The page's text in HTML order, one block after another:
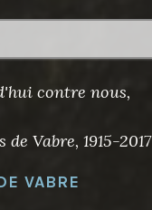
contre nous,
Vabre, 1915-2017
VABRE